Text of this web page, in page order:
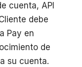
cuenta, API
debe
Pay en
de
su cuenta.